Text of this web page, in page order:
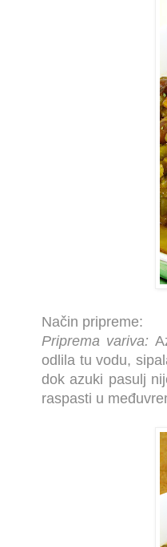
Način pripreme:
Priprema variva:
odlila tu vodu,
dok azuki pasulj
raspasti u